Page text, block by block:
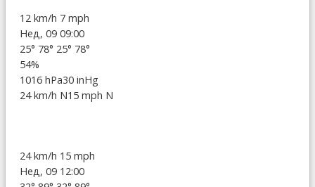
12 km/h 7 mph
Нед, 09 09:00
25° 78° 25° 78°
54%
1016 hPa30 inHg
24 km/h N15 mph N
24 km/h 15 mph
Нед, 09 12:00